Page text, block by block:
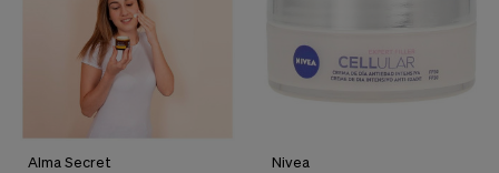
Alma Secret Nivea